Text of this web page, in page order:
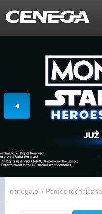
cenega.pl / Pomoc techniczna